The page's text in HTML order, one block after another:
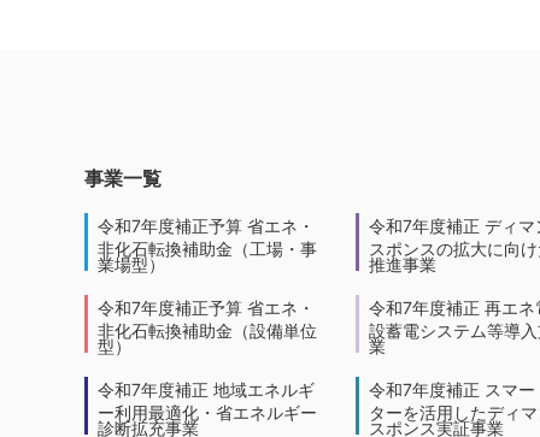
事業一覧
令和7年度補正予算 省エネ・
非化石転換補助金（工場・事
業場型）
令和7年度補正予算 省エネ・
非化石転換補助金（設備単位
型）
令和7年度補正 地域エネルギ
ー利用最適化・省エネルギー
診断拡充事業
令和7年度補正 ディマ
スポンスの拡大に向
推進事業
令和7年度補正 再エネ
設蓄電システム等導
業
令和7年度補正 スマー
ターを活用したディ
スポンス実証事業